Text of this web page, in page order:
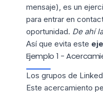
mensaje), es un
para entrar en
oportunidad. De ahí
Así que evita este
Ejemplo 1 -
Los grupos de
Este acercamiento